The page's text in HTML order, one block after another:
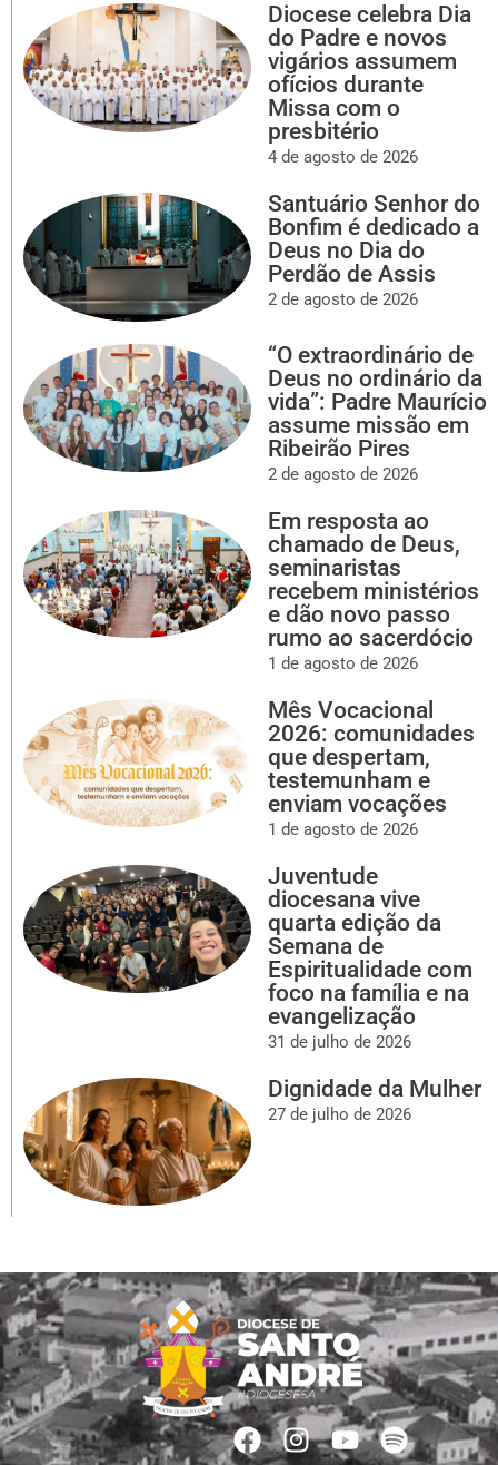
Diocese celebra Dia
do Padre e novos
vigários assumem
ofícios durante
Missa com o
presbitério
4 de agosto de 2026
Santuário Senhor do
Bonfim é dedicado a
Deus no Dia do
Perdão de Assis
2 de agosto de 2026
“O extraordinário de
Deus no ordinário da
vida”: Padre Maurício
assume missão em
Ribeirão Pires
2 de agosto de 2026
Em resposta ao
chamado de Deus,
seminaristas
recebem ministérios
e dão novo passo
rumo ao sacerdócio
1 de agosto de 2026
Mês Vocacional
2026: comunidades
que despertam,
testemunham e
enviam vocações
1 de agosto de 2026
Juventude
diocesana vive
quarta edição da
Semana de
Espiritualidade com
foco na família e na
evangelização
31 de julho de 2026
Dignidade da Mulher
27 de julho de 2026